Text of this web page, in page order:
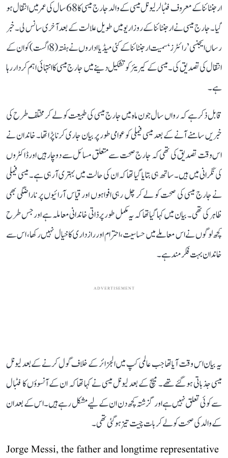
ارجنٹائنا کے معروف فٹبالر لیونل میسی کے والد جارج میسی کا 68 سال کی عمر میں انتقال ہو
گیا۔ جارج میسی نے ارجنٹائنا کے روزاریو میں طویل علالت کے بعد آخری سانس لی۔ خبر
رساں ایجنسی ’رائٹرز‘ سمیت ارجنٹائنا کے کئی میڈیا اداروں نے ہفتہ (8 اگست) کو ان کے
انتقال کی تصدیق کی۔ میسی کے کیریئر کو تشکیل دینے میں جارج میسی کا انتہائی اہم کردار رہا
ہے۔
قابل ذکر ہے کہ رواں سال جون ماہ میں جارج میسی کی طبیعت کو لے کر مختلف طرح کی
خبریں سامنے آنے کے بعد میسی فیملی کو عوامی طور پر بیان جاری کرنا پڑا تھا۔ خاندان نے
اس وقت تصدیق کی تھی کہ جارج صحت سے متعلق مسائل سے دوچار ہیں اور ڈاکٹروں
کی نگرانی میں ہیں۔ ساتھ ہی بتایا گیا تھا کہ ان کی حالت میں بہتری آ رہی ہے۔ میسی فیملی
نے جارج میسی کی صحت کو لے کر چل رہی افواہوں اور قیاس آرائیوں پر ناراضگی بھی
ظاہر کی تھی۔ بیان میں کہا گیا تھا کہ یہ مکمل طور پر ذاتی خاندانی معاملہ ہے اور جس طرح
کچھ لوگوں نے اس معاملے میں حساسیت، احترام اور رازداری کا خیال نہیں رکھا، اس سے
خاندان بہت فکرمند ہے۔
ADVERTISEMENT
یہ بیان اس وقت آیا تھا جب عالمی کپ میں الجزائر کے خلاف گول کرنے کے بعد لیونل
میسی جذباتی ہو گئے تھے۔ میچ کے بعد لیونل میسی نے کہا تھا کہ ان کے آنسوؤں کا فٹبال
سے کوئی تعلق نہیں ہے اور گزشتہ کچھ دن ان کے لیے مشکل رہے ہیں۔ اس کے بعد ان
کے والد کی صحت کو لے کر بات چیت تیز ہو گئی تھی۔
Jorge Messi, the father and longtime representative